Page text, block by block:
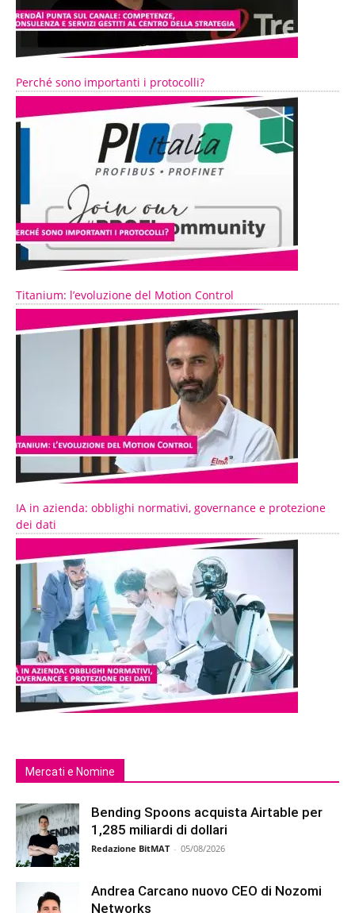
Perché sono importanti i protocolli?
Titanium: l’evoluzione del Motion Control
IA in azienda: obblighi normativi, governance e protezione
dei dati
Mercati e Nomine
Bending Spoons acquista Airtable per
1,285 miliardi di dollari
Redazione BitMAT - 05/08/2026
Andrea Carcano nuovo CEO di Nozomi
Networks